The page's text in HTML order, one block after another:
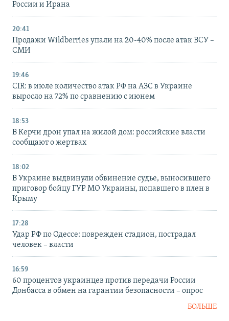
России и Ирана
20:41
Продажи Wildberries упали на 20-40% после атак ВСУ –
СМИ
19:46
CIR: в июле количество атак РФ на АЗС в Украине
выросло на 72% по сравнению с июнем
18:53
В Керчи дрон упал на жилой дом: российские власти
сообщают о жертвах
18:02
В Украине выдвинули обвинение судье, выносившего
приговор бойцу ГУР МО Украины, попавшего в плен в
Крыму
17:28
Удар РФ по Одессе: поврежден стадион, пострадал
человек – власти
16:59
60 процентов украинцев против передачи России
Донбасса в обмен на гарантии безопасности – опрос
БОЛЬШЕ